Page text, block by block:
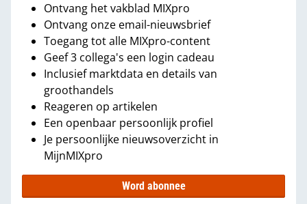
Ontvang het vakblad MIXpro
Ontvang onze email-nieuwsbrief
Toegang tot alle MIXpro-content
Geef 3 collega's een login cadeau
Inclusief marktdata en details van
groothandels
Reageren op artikelen
Een openbaar persoonlijk profiel
Je persoonlijke nieuwsoverzicht in
MijnMIXpro
Word abonnee